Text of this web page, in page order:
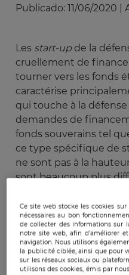
Publicado: 11/06/2020
Les start-upde la
cruellement de
tourner vers les fonds
caractérise
qui touche à la
demandes de
fonds souverains tel
ce type spécifique de
ne sont pas à la
sont beaucoup plus
d’investissement
durci le débat sur la
de la France dans ce
Le cas d’école In-
Ce site web stocke les cookies
nécessaires au bon
de collecter des informations sur
notre site web, afin d’améliorer
navigation. Nous utilisons
la publicité ciblée, ainsi que pour
sur les réseaux sociaux ou
utilisons des cookies, émis par